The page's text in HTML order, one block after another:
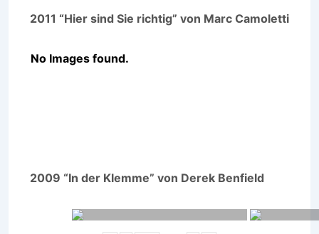
2011 “Hier sind Sie richtig” von Marc Camoletti
No Images found.
2009 “In der Klemme” von Derek Benfield